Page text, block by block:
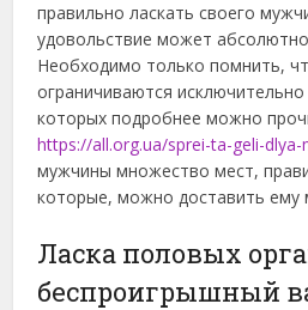
правильно ласкать своего
удовольствие может
Необходимо только помнить,
ограничиваются
которых подробнее можно
https://all.org.ua/sprei-ta-geli-
мужчины множество мест,
которые, можно доставить ему
Ласка половых
беспроигрышный